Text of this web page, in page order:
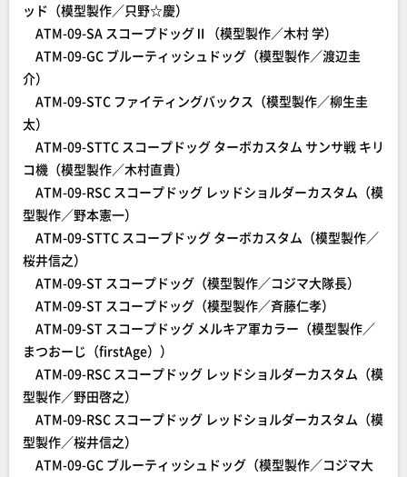
ッド（模型製作／只野☆慶）
ATM-09-SA スコープドッグⅡ（模型製作／木村 学）
ATM-09-GC ブルーティッシュドッグ（模型製作／渡辺圭
介）
ATM-09-STC ファイティングバックス（模型製作／柳生圭
太）
ATM-09-STTC スコープドッグ ターボカスタム サンサ戦 キリ
コ機（模型製作／木村直貴）
ATM-09-RSC スコープドッグ レッドショルダーカスタム（模
型製作／野本憲一）
ATM-09-STTC スコープドッグ ターボカスタム（模型製作／
桜井信之）
ATM-09-ST スコープドッグ（模型製作／コジマ大隊長）
ATM-09-ST スコープドッグ（模型製作／斉藤仁孝）
ATM-09-ST スコープドッグ メルキア軍カラー（模型製作／
まつおーじ（firstAge））
ATM-09-RSC スコープドッグ レッドショルダーカスタム（模
型製作／野田啓之）
ATM-09-RSC スコープドッグ レッドショルダーカスタム（模
型製作／桜井信之）
ATM-09-GC ブルーティッシュドッグ（模型製作／コジマ大